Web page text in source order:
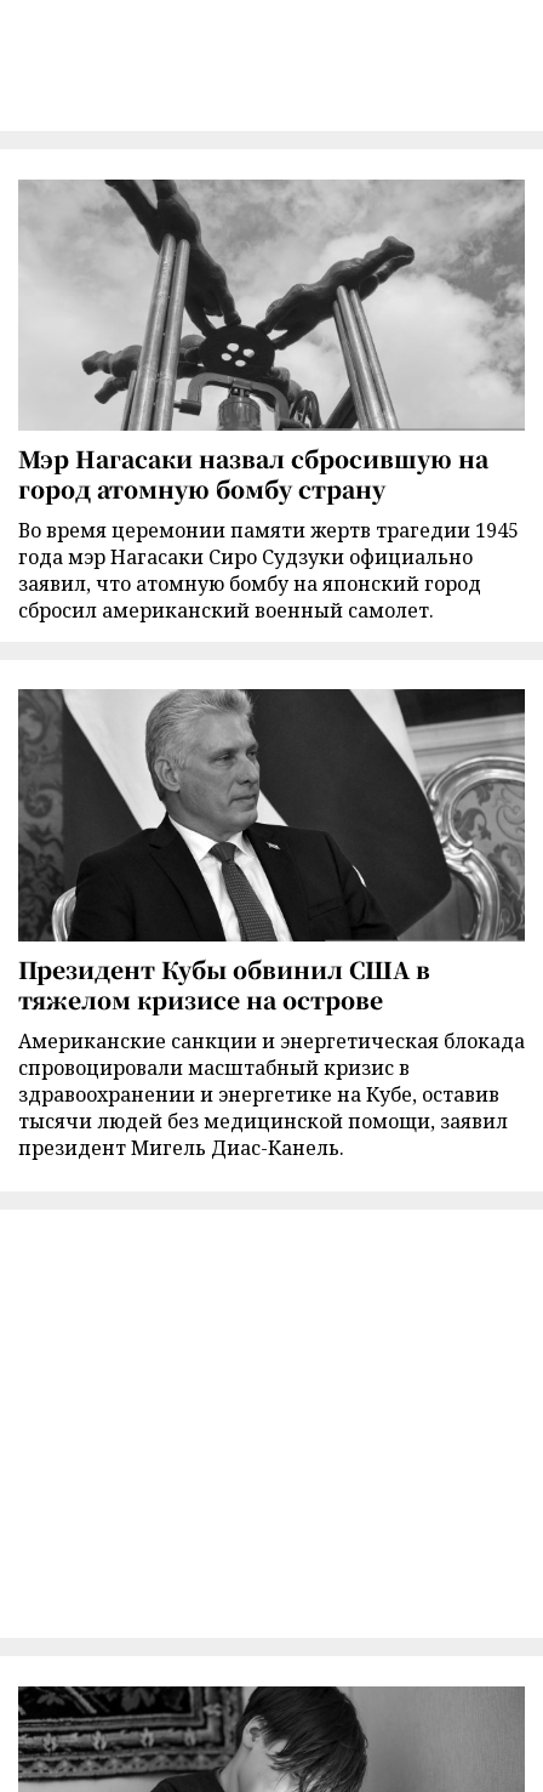
Мэр Нагасаки назвал сбросившую на
город атомную бомбу страну
Во время церемонии памяти жертв трагедии 1945
года мэр Нагасаки Сиро Судзуки официально
заявил, что атомную бомбу на японский город
сбросил американский военный самолет.
Президент Кубы обвинил США в
тяжелом кризисе на острове
Американские санкции и энергетическая блокада
спровоцировали масштабный кризис в
здравоохранении и энергетике на Кубе, оставив
тысячи людей без медицинской помощи, заявил
президент Мигель Диас-Канель.